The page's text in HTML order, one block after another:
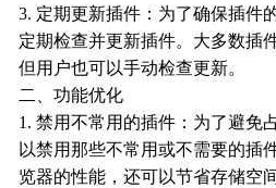
3. 定期更新插件：为了确保插件
定期检查并更新插件。大多数插
但用户也可以手动检查更新。
二、功能优化
1. 禁用不常用的插件：为了避免
以禁用那些不常用或不需要的插
览器的性能，还可以节省存储空间